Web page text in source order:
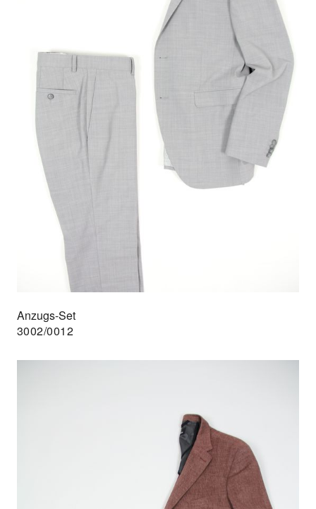
Anzugs-Set
3002/0012